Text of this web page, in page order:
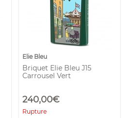
Elie Bleu
Briquet Elie Bleu J15
Carrousel Vert
240,00€
Rupture